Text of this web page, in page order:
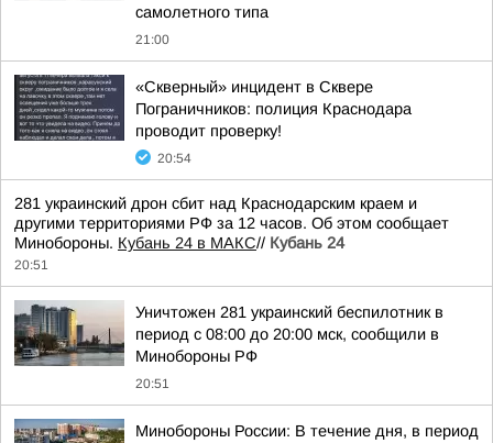
самолетного типа
21:00
«Скверный» инцидент в Сквере
Пограничников: полиция Краснодара
проводит проверку!
20:54
281 украинский дрон сбит над Краснодарским краем и
другими территориями РФ за 12 часов. Об этом сообщает
Минобороны. Кубань 24 в МАКС// Кубань 24
20:51
Уничтожен 281 украинский беспилотник в
период с 08:00 до 20:00 мск, сообщили в
Минобороны РФ
20:51
Минобороны России: В течение дня, в период